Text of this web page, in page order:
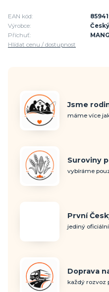
EAN kód:
Výrobce:
Příchuť:
Hlídat cenu / dostupnost
Jsme
máme více
Suroviny
vybíráme
První
jediný
Doprava
každý rozvoz